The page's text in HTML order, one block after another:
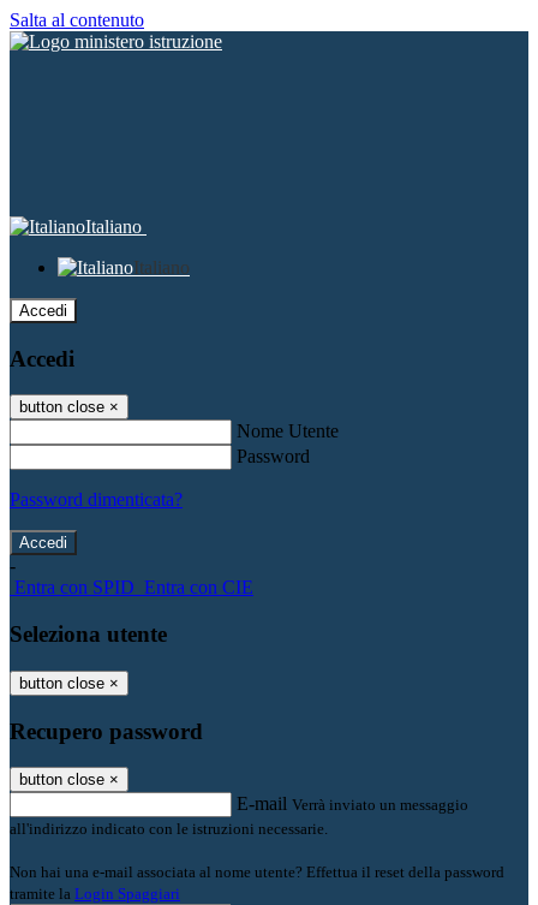
Salta al contenuto
Italiano
Italiano
Accedi
Accedi
button close ×
Nome Utente
Password
Password dimenticata?
-
Entra con SPID Entra con CIE
Seleziona utente
button close ×
Recupero password
button close ×
E-mail Verrà inviato un messaggio
all'indirizzo indicato con le istruzioni necessarie.
Non hai una e-mail associata al nome utente? Effettua il reset della password
tramite la Login Spaggiari